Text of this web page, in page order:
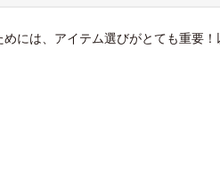
には、アイテム選びがとても重要